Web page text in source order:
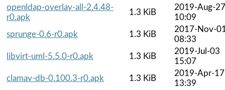
openldap-overlay-all-2.4.48-
r0.apk
1.3 KiB
2019-Aug-27
10:09
sprunge-0.6-r0.apk
1.3 KiB
2017-Nov-
08:33
libvirt-uml-5.5.0-r0.apk
1.3 KiB
2019-Jul-03
15:07
clamav-db-0.100.3-r0.apk
1.3 KiB
2019-Apr-17
13:39